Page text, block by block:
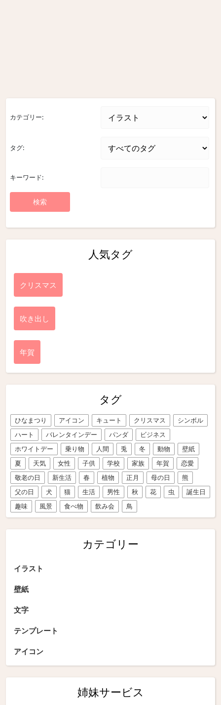
カテゴリー:
タグ:
キーワード:
人気タグ
クリスマス
吹き出し
年賀
タグ
ひなまつり アイコン キュート クリスマス
シンボル
ハート
バレンタインデー パンダ
ビジネス
ホワイトデー
乗り物 人間 兎 冬 動物
壁紙
夏
天気 女性 子供 学校 家族 年賀
恋愛
敬老の日
新生活 春 植物 正月 母の日
熊
父の日
犬 猫 生活 男性 秋 花 虫
誕生日
趣味
風景 食べ物 飲み会 鳥
カテゴリー
イラスト
壁紙
文字
テンプレート
アイコン
姉妹サービス